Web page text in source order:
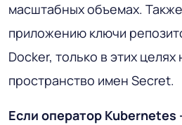
масштабных объемах.
приложению ключи
Docker, только в этих
пространство имен Secret.
Если оператор Kubernetes